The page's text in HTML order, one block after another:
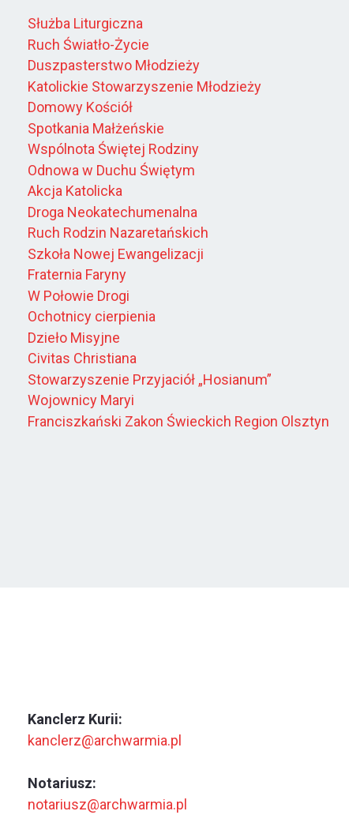
Służba Liturgiczna
Ruch Światło-Życie
Duszpasterstwo Młodzieży
Katolickie Stowarzyszenie Młodzieży
Domowy Kościół
Spotkania Małżeńskie
Wspólnota Świętej Rodziny
Odnowa w Duchu Świętym
Akcja Katolicka
Droga Neokatechumenalna
Ruch Rodzin Nazaretańskich
Szkoła Nowej Ewangelizacji
Fraternia Faryny
W Połowie Drogi
Ochotnicy cierpienia
Dzieło Misyjne
Civitas Christiana
Stowarzyszenie Przyjaciół „Hosianum”
Wojownicy Maryi
Franciszkański Zakon Świeckich Region Olsztyn
Kanclerz Kurii:
kanclerz@archwarmia.pl
Notariusz:
notariusz@archwarmia.pl